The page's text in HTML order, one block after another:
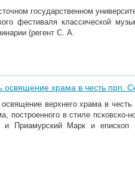
государственном
фестиваля классической
(регент С. А.
освящение храма в честь прп.
верхнего храма в честь
построенного в стиле
и Приамурский Марк и